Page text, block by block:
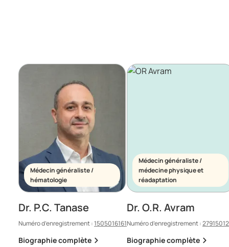
Médecin généraliste /
hématologie
Dr. P.C. Tanase
Numéro d’enregistrement :1505016161
Biographie complète
Médecin généraliste /
médecine physique et
réadaptation
Dr. O.R. Avram
Numéro d’enregistrement :
Biographie complète